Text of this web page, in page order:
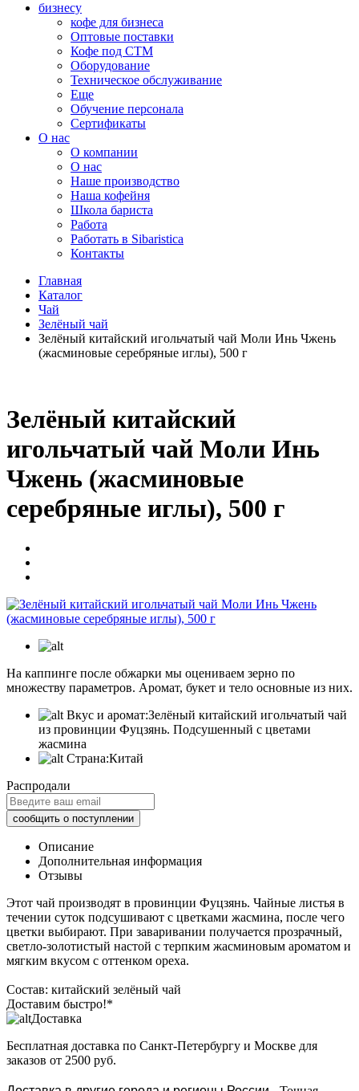
бизнесу
кофе для бизнеса
Оптовые поставки
Кофе под СТМ
Оборудование
Техническое обслуживание
Еще
Обучение персонала
Сертификаты
О нас
O компании
О нас
Наше производство
Наша кофейня
Школа бариста
Работа
Работать в Sibaristica
Контакты
Главная
Каталог
Чай
Зелёный чай
Зелёный китайский игольчатый чай Моли Инь Чжень
(жасминовые серебряные иглы), 500 г
Зелёный китайский
игольчатый чай Моли Инь
Чжень (жасминовые
серебряные иглы), 500 г
На каппинге после обжарки мы оцениваем зерно по
множеству параметров. Аромат, букет и тело основные из них.
Вкус и аромат:Зелёный китайский игольчатый чай
из провинции Фуцзянь. Подсушенный с цветами
жасмина
Страна:Китай
Распродали
Описание
Дополнительная информация
Отзывы
Этот чай производят в провинции Фуцзянь. Чайные листья в
течении суток подсушивают с цветками жасмина, после чего
цветки выбирают. При заваривании получается прозрачный,
светло-золотистый настой с терпким жасминовым ароматом и
мягким вкусом с оттенком ореха.
Состав: китайский зелёный чай
Доставим быстро!*
Доставка
Бесплатная доставка по Санкт-Петербургу и Москве для
заказов от 2500 руб.